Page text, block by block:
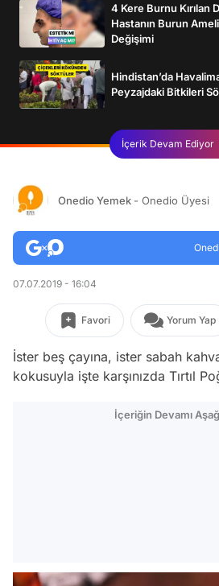
4 Kere Burnu Kırılan
Hastanın Burun
Değişimi
Hindistan’da
Peyzajdaki Bitkileri
İçerik Devam Ediyor
Onedio Yemek - Onedio Üyesi
07.07.2019 - 16:04
Favori Yorum Yap
İster beş çayına, ister sabah
kokusuyla işte karşınızda Tırtıl
İçeriğin Devamı